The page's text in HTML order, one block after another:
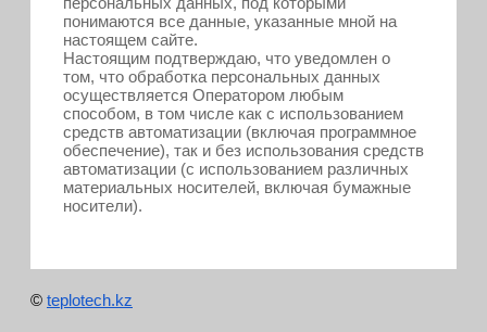
понимаются все данные, указанные мной на
настоящем сайте.
Настоящим подтверждаю, что уведомлен о
том, что обработка персональных данных
осуществляется Оператором любым
способом, в том числе как с использованием
средств автоматизации (включая программное
обеспечение), так и без использования средств
автоматизации (с использованием различных
материальных носителей, включая бумажные
носители).
© teplotech.kz